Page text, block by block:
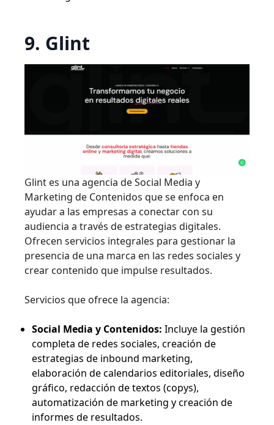
9. Glint
Glint es una agencia de Social Media y
Marketing de Contenidos que se enfoca en
ayudar a las empresas a conectar con su
audiencia a través de estrategias digitales.
Ofrecen servicios integrales para gestionar la
presencia de una marca en las redes sociales y
crear contenido que impulse resultados.
Servicios que ofrece la agencia:
Social Media y Contenidos: Incluye la gestión
completa de redes sociales, creación de
estrategias de inbound marketing,
elaboración de calendarios editoriales, diseño
gráfico, redacción de textos (copys),
automatización de marketing y creación de
informes de resultados.